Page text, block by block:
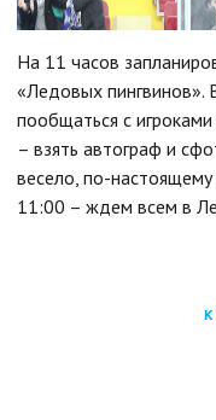
На 11 часов
«Ледовых
пообщаться с
– взять автограф и
весело, по-
11:00 – ждем всем в
К